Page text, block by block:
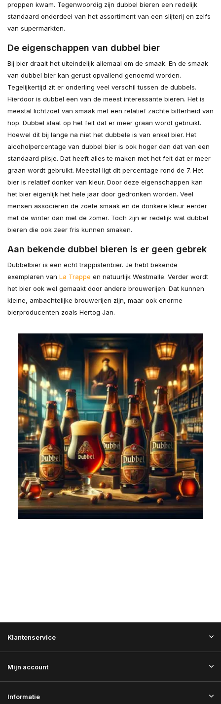
proppen kwam. Tegenwoordig zijn dubbel bieren een redelijk
standaard onderdeel van het assortiment van een slijterij en zelfs
van supermarkten.
De eigenschappen van dubbel bier
Bij bier draait het uiteindelijk allemaal om de smaak. En de smaak
van dubbel bier kan gerust opvallend genoemd worden.
Tegelijkertijd zit er onderling veel verschil tussen de dubbels.
Hierdoor is dubbel een van de meest interessante bieren. Het is
meestal lichtzoet van smaak met een relatief zachte bitterheid van
hop. Dubbel slaat op het feit dat er meer graan wordt gebruikt.
Hoewel dit bij lange na niet het dubbele is van enkel bier. Het
alcoholpercentage van dubbel bier is ook hoger dan dat van een
standaard pilsje. Dat heeft alles te maken met het feit dat er meer
graan wordt gebruikt. Meestal ligt dit percentage rond de 7. Het
bier is relatief donker van kleur. Door deze eigenschappen kan
het bier eigenlijk het hele jaar door gedronken worden. Veel
mensen associëren de zoete smaak en de donkere kleur eerder
met de winter dan met de zomer. Toch zijn er redelijk wat dubbel
bieren die ook zeer fris kunnen smaken.
Aan bekende dubbel bieren is er geen gebrek
Dubbelbier is een echt trappistenbier. Je hebt bekende
exemplaren van La Trappe en natuurlijk Westmalle. Verder wordt
het bier ook wel gemaakt door andere brouwerijen. Dat kunnen
kleine, ambachtelijke brouwerijen zijn, maar ook enorme
bierproducenten zoals Hertog Jan.
Klantenservice
Mijn account
Informatie